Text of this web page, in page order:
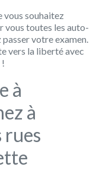
vous souhaitez
vous toutes les auto-
votre examen.
vers la liberté avec
à
à
rues